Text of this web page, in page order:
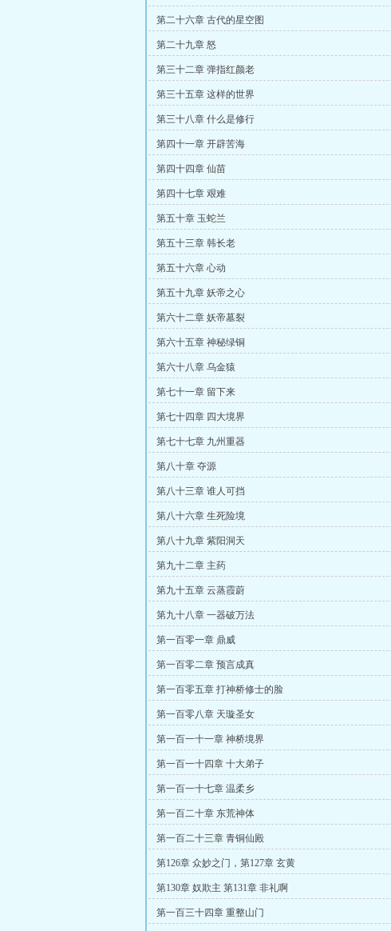
第二十六章 古代的星空图
第二十九章 怒
第三十二章 弹指红颜老
第三十五章 这样的世界
第三十八章 什么是修行
第四十一章 开辟苦海
第四十四章 仙苗
第四十七章 艰难
第五十章 玉蛇兰
第五十三章 韩长老
第五十六章 心动
第五十九章 妖帝之心
第六十二章 妖帝墓裂
第六十五章 神秘绿铜
第六十八章 乌金猿
第七十一章 留下来
第七十四章 四大境界
第七十七章 九州重器
第八十章 夺源
第八十三章 谁人可挡
第八十六章 生死险境
第八十九章 紫阳洞天
第九十二章 主药
第九十五章 云蒸霞蔚
第九十八章 一器破万法
第一百零一章 鼎威
第一百零二章 预言成真
第一百零五章 打神桥修士的脸
第一百零八章 天璇圣女
第一百一十一章 神桥境界
第一百一十四章 十大弟子
第一百一十七章 温柔乡
第一百二十章 东荒神体
第一百二十三章 青铜仙殿
第126章 众妙之门，第127章 玄黄
第130章 奴欺主 第131章 非礼啊
第一百三十四章 重整山门